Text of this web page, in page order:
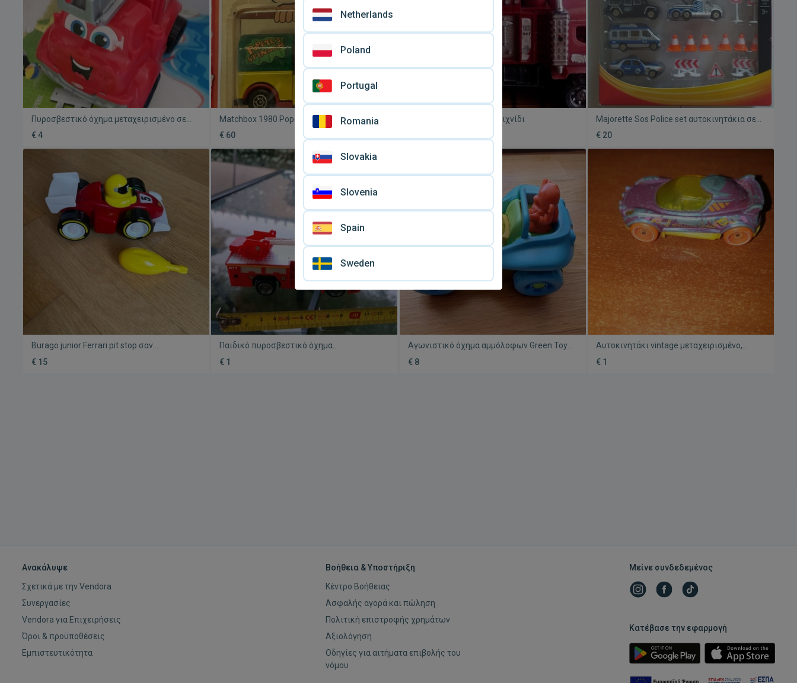
Πυροσβεστικό όχημα μεταχειρισμένο σε
άριστη κατάσταση
€ 4
Matchbox 1980 Popeye Spinach Wagon
Καινούργιο CS-13
€ 60
Όχημα πυροσβεστικό παιχνίδι
Majorette Sos Police set αυτοκινητάκια σε
ορίτζιναλ συσκευασία σαν καινούργια
€ 20
Burago junior Ferrari pit stop σαν
καινούργιο
€ 15
Παιδικό πυροσβεστικό όχημα
μεταχειρισμένο σε πολύ καλή κατάσταση
€ 1
Αγωνιστικό όχημα αμμόλοφων Green Toys
σαν καινούργιο
€ 8
Αυτοκινητάκι vintage μεταχειρισμένο,
μόνο box
€ 1
Ανακάλυψε
Σχετικά με την Vendora
Συνεργασίες
Vendora για Επιχειρήσεις
Όροι & προϋποθέσεις
Εμπιστευτικότητα
Βοήθεια & Υποστήριξη
Κέντρο Βοήθειας
Ασφαλής αγορά και πώληση
Πολιτική επιστροφής χρημάτων
Αξιολόγηση
Οδηγίες για αιτήματα επιβολής του
νόμου
Μείνε συνδεδεμένος
Κατέβασε την εφαρμογή
Netherlands
Poland
Portugal
Romania
Slovakia
Slovenia
Spain
Sweden